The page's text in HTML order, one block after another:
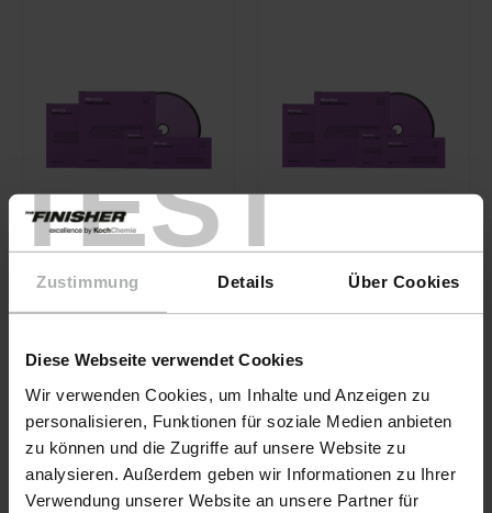
TEST
Zustimmung Details Über Cookies
Diese Webseite verwendet Cookies
Wir verwenden Cookies, um Inhalte und Anzeigen zu
personalisieren, Funktionen für soziale Medien anbieten
zu können und die Zugriffe auf unsere Website zu
analysieren. Außerdem geben wir Informationen zu Ihrer
Verwendung unserer Website an unsere Partner für
KochChemie · Nº de
artículo 9998326
Foam Pad Ø45
50,90 €
KochChemie · Nº de
artículo 9998327
Foam Pad Ø45
50,90 €